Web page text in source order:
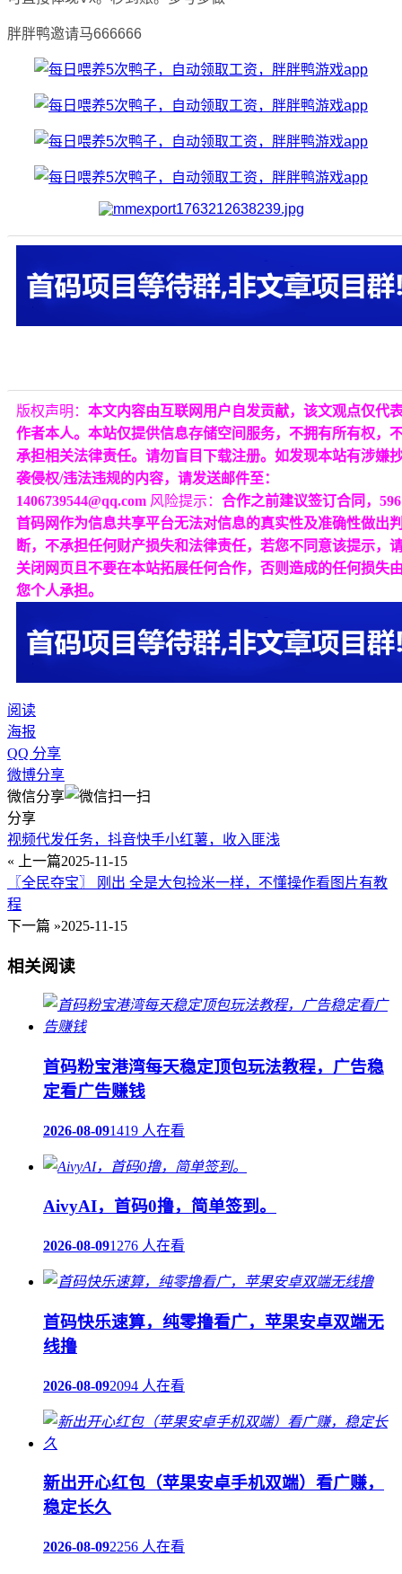
胖胖鸭邀请马666666
版权声明： 本文内容由互联网用户自发贡献，该文观点仅代
作者本人。本站仅提供信息存储空间服务，不拥有所有权，
承担相关法律责任。请勿盲目下载注册。如发现本站有涉嫌
袭侵权/违法违规的内容，请发送邮件至：
1406739544@qq.com 风险提示： 合作之前建议签订合同，596
首码网作为信息共享平台无法对信息的真实性及准确性做出
断，不承担任何财产损失和法律责任，若您不同意该提示，
关闭网页且不要在本站拓展任何合作，否则造成的任何损失
您个人承担。
阅读
海报
QQ 分享
微博分享
微信分享
分享
视频代发任务，抖音快手小红薯，收入匪浅
« 上一篇2025-11-15
〖全民夺宝〗 刚出 全是大包捡米一样，不懂操作看图片有教
程
下一篇 »2025-11-15
相关阅读
首码粉宝港湾每天稳定顶包玩法教程，广告稳
定看广告赚钱
2026-08-091419 人在看
AivyAI，首码0撸，简单签到。
2026-08-091276 人在看
首码快乐速算，纯零撸看广，苹果安卓双端无
线撸
2026-08-092094 人在看
新出开心红包（苹果安卓手机双端）看广赚，
稳定长久
2026-08-092256 人在看